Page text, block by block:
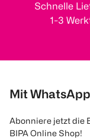
Schnelle
1-3
Mit
Abonniere jetzt die
BIPA Online Shop!